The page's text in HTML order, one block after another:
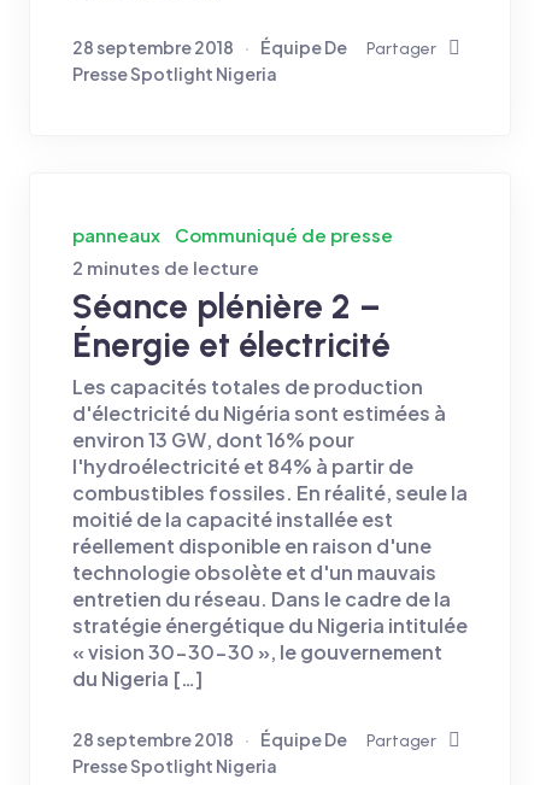
Partager
28 septembre 2018
Équipe De
Presse Spotlight Nigeria
panneaux
Communiqué de presse
2 minutes de lecture
Séance plénière 2 –
Énergie et électricité
Les capacités totales de production
d'électricité du Nigéria sont estimées à
environ 13 GW, dont 16% pour
l'hydroélectricité et 84% à partir de
combustibles fossiles. En réalité, seule la
moitié de la capacité installée est
réellement disponible en raison d'une
technologie obsolète et d'un mauvais
entretien du réseau. Dans le cadre de la
stratégie énergétique du Nigeria intitulée
« vision 30-30-30 », le gouvernement
du Nigeria […]
Partager
28 septembre 2018
Équipe De
Presse Spotlight Nigeria